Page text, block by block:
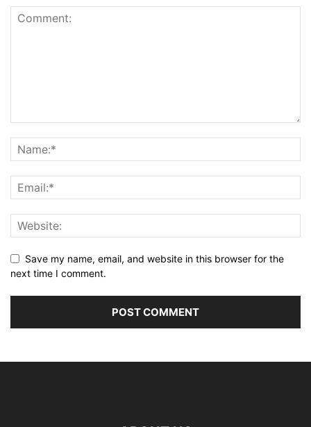
Save my name, email, and website in this browser for the
next time I comment.